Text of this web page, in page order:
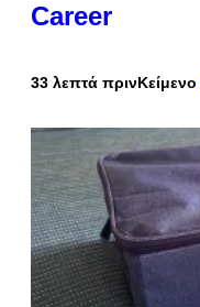
Career
33 λεπτά πρινΚείμενο